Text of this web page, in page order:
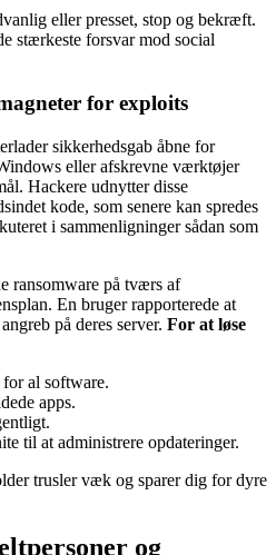
eller presset, stop og bekræft.
stærkeste forsvar mod social
for exploits
sikkerhedsgab åbne for
eller afskrevne værktøjer
Hackere udnytter disse
kode, som senere kan spredes
i sammenligninger sådan som
ransomware på tværs af
En bruger rapporterede at
på deres server. For at løse
al software.
apps.
til at administrere opdateringer.
trusler væk og sparer dig for dyre
og